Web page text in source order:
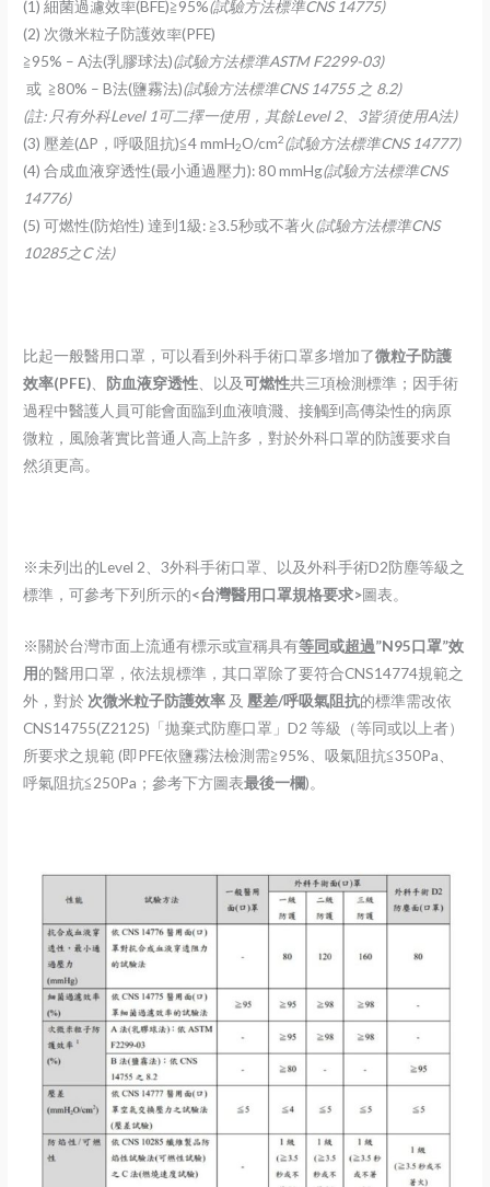
(1) 細菌過濾效率(BFE)≧95%(試驗方法標準CNS 14775)
(2) 次微米粒子防護效率(PFE)
≧95% – A法(乳膠球法)(試驗方法標準ASTM F2299-03)
或 ≧80% – B法(鹽霧法)(試驗方法標準CNS 14755 之 8.2)
(註: 只有外科Level 1可二擇一使用，其餘Level 2、3皆須使用A法)
(3) 壓差(ΔP，呼吸阻抗)≦4 mmH2O/cm2(試驗方法標準CNS 14777)
(4) 合成血液穿透性(最小通過壓力): 80 mmHg(試驗方法標準CNS
14776)
(5) 可燃性(防焰性) 達到1級: ≧3.5秒或不著火(試驗方法標準CNS
10285之C 法)
比起一般醫用口罩，可以看到外科手術口罩多增加了微粒子防護
效率(PFE)
防血液穿透性 、以及可燃性共三項檢測標準；因手術
過程中醫護人員可能會面臨到血液噴濺、接觸到高傳染性的病原
微粒，風險著實比普通人高上許多，對於外科口罩的防護要求自
然須更高。
※未列出的Level 2、3外科手術口罩、以及外科手術D2防塵等級之
標準，可參考下列所示的<台灣醫用口罩規格要求>圖表。
※關於台灣市面上流通有標示或宣稱具有等同或超過”N95口罩”效
用的醫用口罩，依法規標準，其口罩除了要符合CNS14774規範之
外，對於 次微米粒子防護效率 及 壓差/呼吸氣阻抗的標準需改依
CNS14755(Z2125)「拋棄式防塵口罩」D2 等級（等同或以上者）
所要求之規範 (即PFE依鹽霧法檢測需≧95%、吸氣阻抗≦350Pa、
呼氣阻抗≦250Pa；參考下方圖表最後一欄)。